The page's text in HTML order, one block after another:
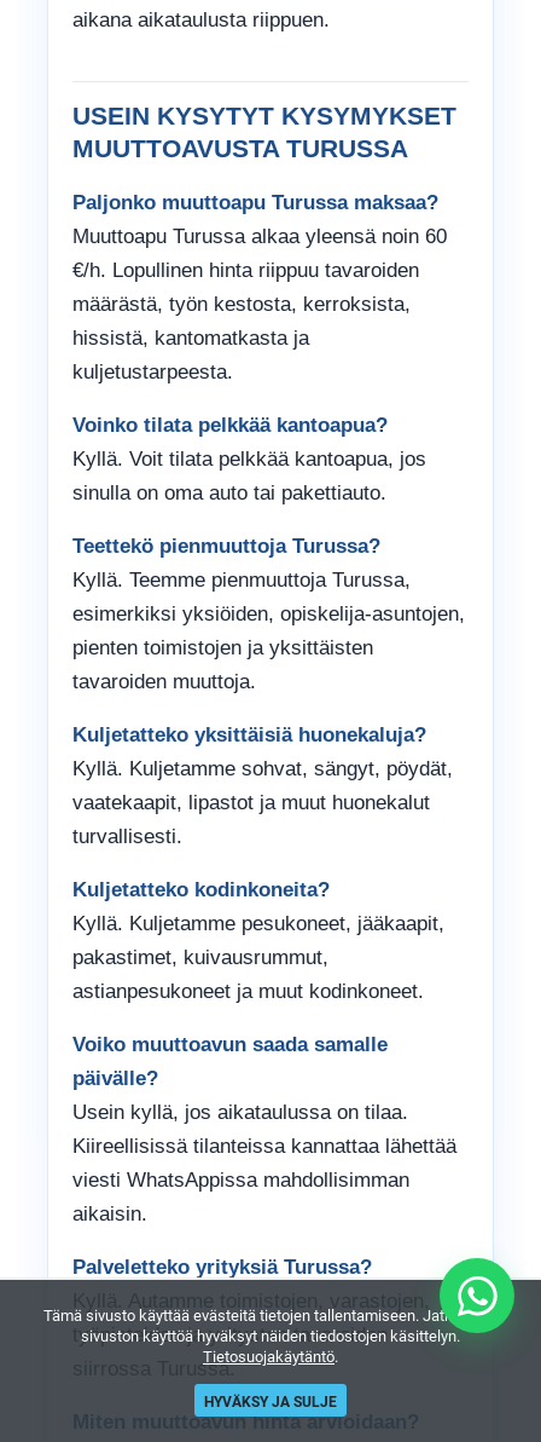
aikana aikataulusta riippuen.
USEIN KYSYTYT KYSYMYKSET
MUUTTOAVUSTA TURUSSA
Paljonko muuttoapu Turussa maksaa?
Muuttoapu Turussa alkaa yleensä noin 60
€/h. Lopullinen hinta riippuu tavaroiden
määrästä, työn kestosta, kerroksista,
hissistä, kantomatkasta ja
kuljetustarpeesta.
Voinko tilata pelkkää kantoapua?
Kyllä. Voit tilata pelkkää kantoapua, jos
sinulla on oma auto tai pakettiauto.
Teettekö pienmuuttoja Turussa?
Kyllä. Teemme pienmuuttoja Turussa,
esimerkiksi yksiöiden, opiskelija-asuntojen,
pienten toimistojen ja yksittäisten
tavaroiden muuttoja.
Kuljetatteko yksittäisiä huonekaluja?
Kyllä. Kuljetamme sohvat, sängyt, pöydät,
vaatekaapit, lipastot ja muut huonekalut
turvallisesti.
Kuljetatteko kodinkoneita?
Kyllä. Kuljetamme pesukoneet, jääkaapit,
pakastimet, kuivausrummut,
astianpesukoneet ja muut kodinkoneet.
Voiko muuttoavun saada samalle
päivälle?
Usein kyllä, jos aikataulussa on tilaa.
Kiireellisissä tilanteissa kannattaa lähettää
viesti WhatsAppissa mahdollisimman
aikaisin.
Palveletteko yrityksiä Turussa?
työpisteiden ja yritysten tavaroiden
siirrossa Turussa.
Miten muuttoavun hinta arvioidaan?
Tämä sivusto käyttää evästeitä tietojen tallentamiseen. Jatkamalla
sivuston käyttöä hyväksyt näiden tiedostojen käsittelyn.
Tietosuojakäytäntö.
HYVÄKSY JA SULJE